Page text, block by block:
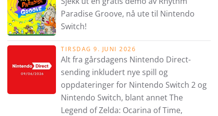
Paradise Groove, nå ute til Nintendo
Switch!
TIRSDAG 9. JUNI 2026
Alt fra gårsdagens Nintendo Direct-
sending inkludert nye spill og
oppdateringer for Nintendo Switch 2 og
Nintendo Switch, blant annet The
Legend of Zelda: Ocarina of Time,